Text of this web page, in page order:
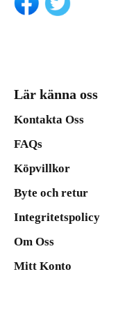
Lär känna oss
Kontakta Oss
FAQs
Köpvillkor
Byte och retur
Integritetspolicy
Om Oss
Mitt Konto